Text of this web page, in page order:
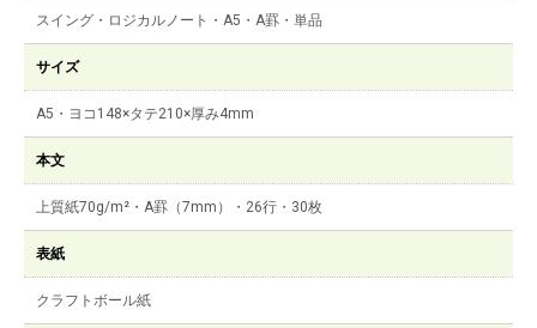
スイング・ロジカルノート・A5・A罫・単品
サイズ
A5・ヨコ148×タテ210×厚み4mm
本文
上質紙70g/m²・A罫（7mm）・26行・30枚
表紙
クラフトボール紙